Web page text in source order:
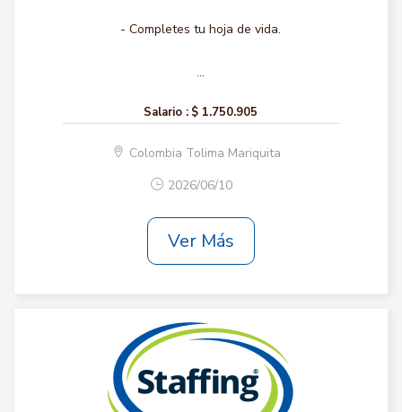
- Completes tu hoja de vida.
...
Salario : $ 1.750.905
Colombia Tolima Mariquita
2026/06/10
Ver Más